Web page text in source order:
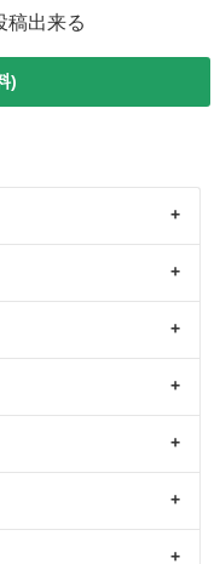
稿出来る
)